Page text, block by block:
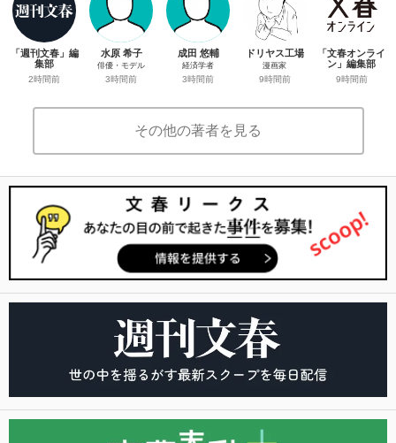
「週刊文春」編
集部
2時間前
水原 希子
俳優・モデル
3時間前
成田 悠輔
経済学者
3時間前
ドリヤス工場
漫画家
9時間前
「文春オンライ
ン」編集部
9時間前
その他の著者を見る